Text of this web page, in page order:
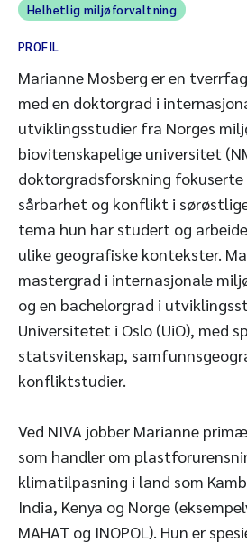
Helhetlig miljøforvaltning
PROFIL
Marianne Mosberg er en
med en doktorgrad i
utviklingsstudier fra Norges
biovitenskapelige universitet
doktorgradsforskning
sårbarhet og konflikt i
tema hun har studert og
ulike geografiske kontekster.
mastergrad i internasjonale
og en bachelorgrad i
Universitetet i Oslo (UiO), med
statsvitenskap,
konfliktstudier.
Ved NIVA jobber Marianne
som handler om
klimatilpasning i land som
India, Kenya og Norge
MAHAT og INOPOL). Hun er